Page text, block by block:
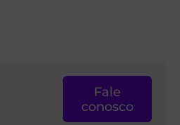
Fale
conosco